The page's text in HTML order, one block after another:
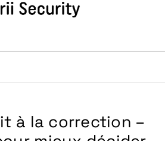
à la correction –